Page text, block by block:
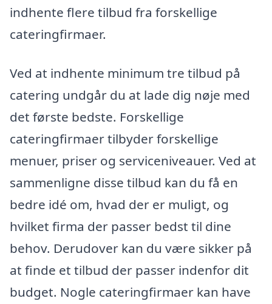
indhente flere tilbud fra forskellige
cateringfirmaer.
Ved at indhente minimum tre tilbud på
catering undgår du at lade dig nøje med
det første bedste. Forskellige
cateringfirmaer tilbyder forskellige
menuer, priser og serviceniveauer. Ved at
sammenligne disse tilbud kan du få en
bedre idé om, hvad der er muligt, og
hvilket firma der passer bedst til dine
behov. Derudover kan du være sikker på
at finde et tilbud der passer indenfor dit
budget. Nogle cateringfirmaer kan have